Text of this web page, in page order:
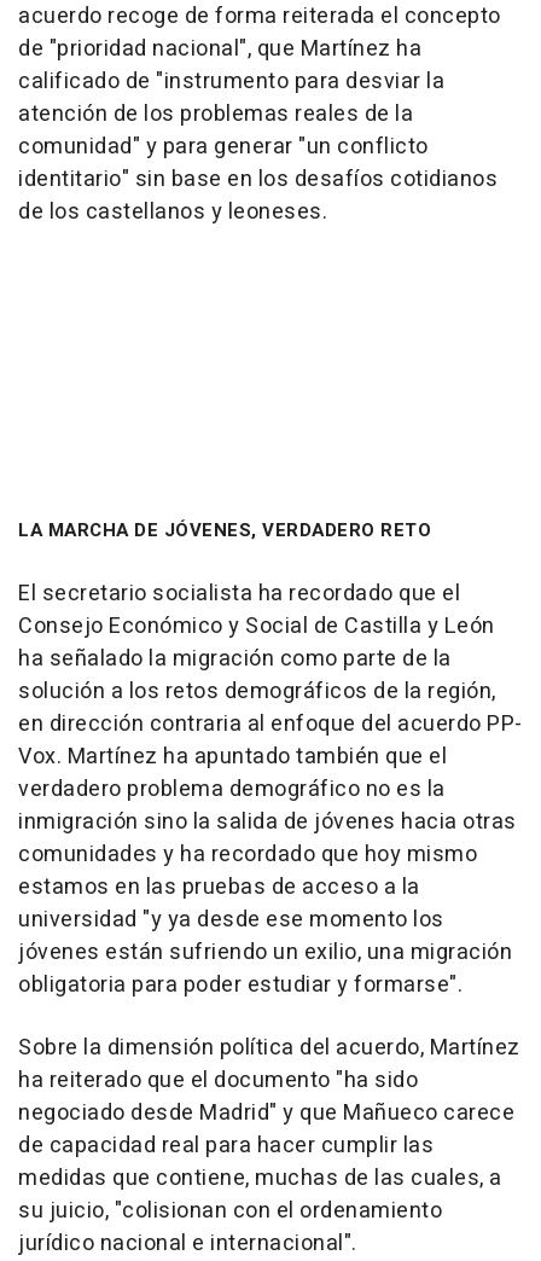
acuerdo recoge de forma reiterada el concepto
de "prioridad nacional", que Martínez ha
calificado de "instrumento para desviar la
atención de los problemas reales de la
comunidad" y para generar "un conflicto
identitario" sin base en los desafíos cotidianos
de los castellanos y leoneses.
LA MARCHA DE JÓVENES, VERDADERO RETO
El secretario socialista ha recordado que el
Consejo Económico y Social de Castilla y León
ha señalado la migración como parte de la
solución a los retos demográficos de la región,
en dirección contraria al enfoque del acuerdo PP-
Vox. Martínez ha apuntado también que el
verdadero problema demográfico no es la
inmigración sino la salida de jóvenes hacia otras
comunidades y ha recordado que hoy mismo
estamos en las pruebas de acceso a la
universidad "y ya desde ese momento los
jóvenes están sufriendo un exilio, una migración
obligatoria para poder estudiar y formarse".
Sobre la dimensión política del acuerdo, Martínez
ha reiterado que el documento "ha sido
negociado desde Madrid" y que Mañueco carece
de capacidad real para hacer cumplir las
medidas que contiene, muchas de las cuales, a
su juicio, "colisionan con el ordenamiento
jurídico nacional e internacional".